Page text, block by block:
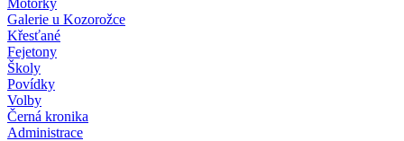
Galerie u Kozorožce
Křesťané
Fejetony
Školy
Povídky
Volby
Černá kronika
Administrace